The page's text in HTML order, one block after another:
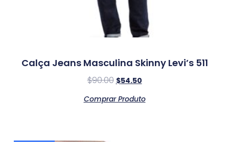
Calça Jeans Masculina Skinny Levi’s 511
$90.00 $54.50
Comprar Produto